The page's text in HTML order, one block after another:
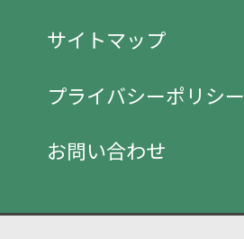
サイトマップ
プライバシーポリシー
お問い合わせ